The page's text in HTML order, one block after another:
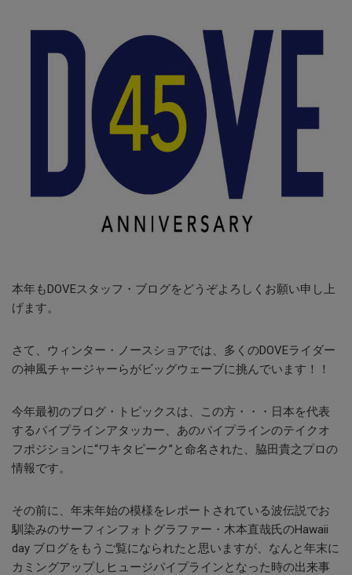
本年もDOVEスタッフ・ブログをどうぞよろしくお願い申し上
げます。
さて、ウィンター・ノースショアでは、多くのDOVEライダー
の神風チャージャーらがビッグウェーブに挑んでいます！！
今年最初のブログ・トピックスは、この方・・・日本を代表
するパイプラインアタッカー、あのパイプラインのテイクオ
フポジションに“ワキタピーク”と命名された、脇田貴之プロの
情報です。
その前に、年末年始の模様をレポートされている波伝説でお
馴染みのサーフィンフォトグラファー・木本直哉氏のHawaii
day ブログをもうご覧になられたと思いますが、なんと年末に
カミングアップしヒュージパイプラインとなった時の出来事